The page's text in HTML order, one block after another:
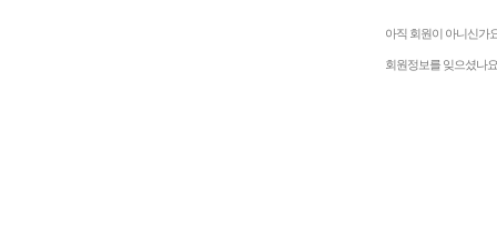
아직 회원이 아니신가
회원정보를 잊으셨나